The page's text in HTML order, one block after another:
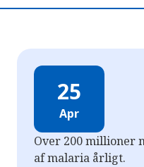
25
Apr
Over 200 millioner
af malaria årligt.